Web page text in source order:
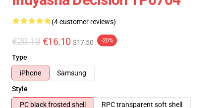
(4 customer reviews)
€20.13 €16.10 $17.50 -20%
Type
iPhone
Samsung
Style
PC black frosted shell
RPC transparent soft shell